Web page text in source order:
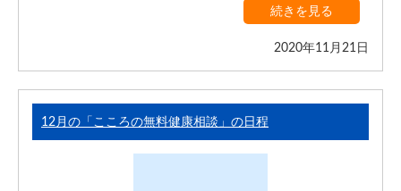
続きを見る
2020年11月21日
12月の「こころの無料健康相談」の日程